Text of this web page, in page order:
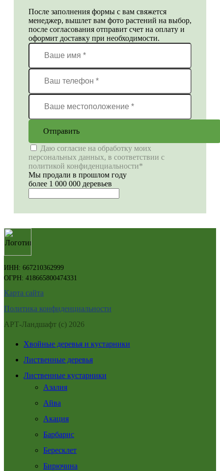
После заполнения формы с вам свяжется
менеджер, вышлет вам фото растений на выбор,
после согласования отправит счет на оплату и
оформит доставку при необходимости.
Отправить
Даю согласие на обработку моих
персональных данных, в соответствии с
политикой конфиденциальности*
Мы продали в прошлом году
более 1 000 000 деревьев
ИНН: 667210362999
ОГРН: 418665800474331
Карта сайта
Политика конфиденциальности
АРТ-Ландшафт (с) 2026
Хвойные деревья и кустарники
Лиственные деревья
Лиственные кустарники
Азалия
Айва
Акация
Барбарис
Бересклет
Бирючина